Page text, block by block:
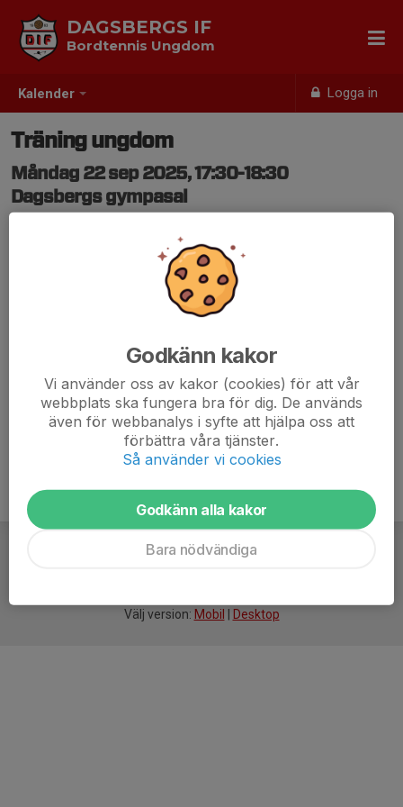
Kalender Logga in
DAGSBERGS IF
Bordtennis Ungdom
Träning ungdom
Måndag 22 sep 2025, 17:30-18:30
Dagsbergs gympasal
Välj version: Mobil Desktop
Godkänn kakor
Vi använder oss av kakor (cookies) för att vår
webbplats ska fungera bra för dig. De används
även för webbanalys i syfte att hjälpa oss att
förbättra våra tjänster.
Så använder vi cookies
Godkänn alla kakor
Bara nödvändiga